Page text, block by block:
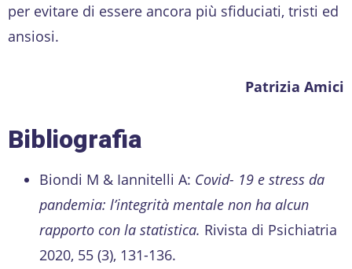
per evitare di essere ancora più sfiduciati, tristi ed
ansiosi.
Patrizia Amici
Bibliografia
Biondi M & Iannitelli A: Covid- 19 e stress da
pandemia: l’integrità mentale non ha alcun
rapporto con la statistica. Rivista di Psichiatria
2020, 55 (3), 131-136.